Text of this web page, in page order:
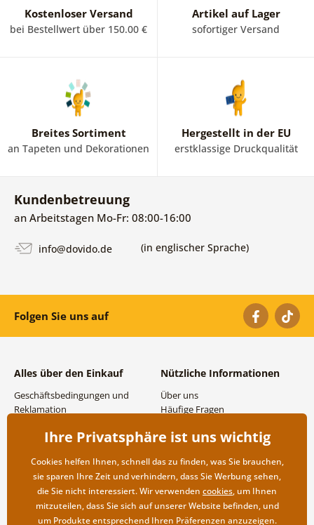
Kostenloser Versand
bei Bestellwert über 150.00 €
Artikel auf Lager
sofortiger Versand
Breites Sortiment
an Tapeten und Dekorationen
Hergestellt in der EU
erstklassige Druckqualität
Kundenbetreuung
an Arbeitstagen Mo-Fr: 08:00-16:00
info@dovido.de (in englischer Sprache)
Folgen Sie uns auf
Alles über den Einkauf
Geschäftsbedingungen und
Reklamation
Versand- und
Rücksendung der Ware
Nützliche Informationen
Über uns
Häufige Fragen
Großhandel und
Ihre Privatsphäre ist uns wichtig
Cookies helfen Ihnen, schnell das zu finden, was Sie brauchen,
sie sparen Ihre Zeit und verhindern, dass Sie Werbung sehen,
die Sie nicht interessiert. Wir verwenden cookies, um Ihnen
mitzuteilen, dass Sie sich auf unserer Website befinden, und
um Produkte entsprechend Ihren Präferenzen anzuzeigen.